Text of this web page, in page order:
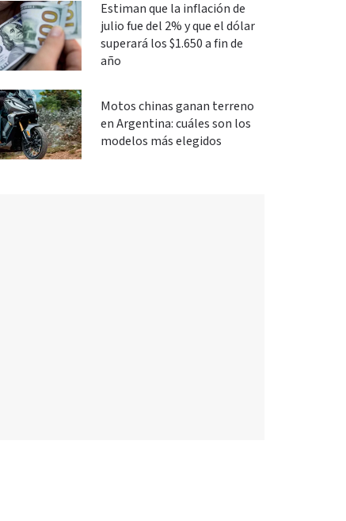
Estiman que la inflación de
julio fue del 2% y que el dólar
superará los $1.650 a fin de
año
Motos chinas ganan terreno
en Argentina: cuáles son los
modelos más elegidos